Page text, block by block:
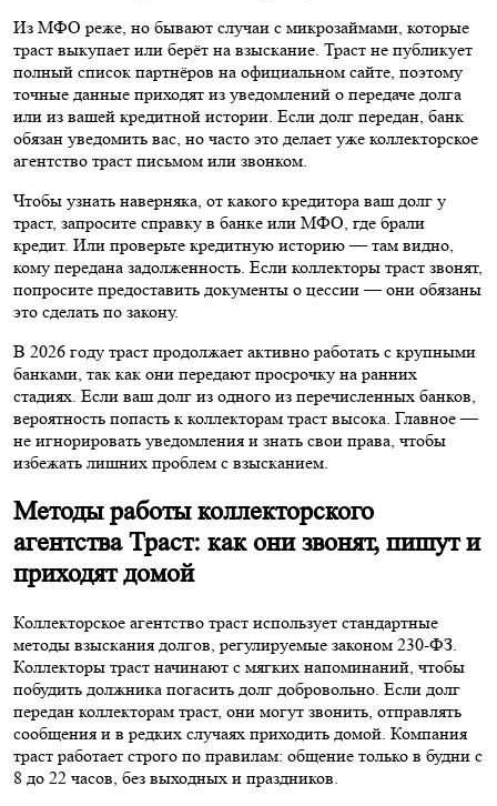
Из МФО реже, но бывают случаи с микрозаймами, которые
траст выкупает или берёт на взыскание. Траст не публикует
полный список партнёров на официальном сайте, поэтому
точные данные приходят из уведомлений о передаче долга
или из вашей кредитной истории. Если долг передан, банк
обязан уведомить вас, но часто это делает уже коллекторское
агентство траст письмом или звонком.
Чтобы узнать наверняка, от какого кредитора ваш долг у
траст, запросите справку в банке или МФО, где брали
кредит. Или проверьте кредитную историю — там видно,
кому передана задолженность. Если коллекторы траст звонят,
попросите предоставить документы о цессии — они обязаны
это сделать по закону.
В 2026 году траст продолжает активно работать с крупными
банками, так как они передают просрочку на ранних
стадиях. Если ваш долг из одного из перечисленных банков,
вероятность попасть к коллекторам траст высока. Главное —
не игнорировать уведомления и знать свои права, чтобы
избежать лишних проблем с взысканием.
Методы работы коллекторского
агентства Траст: как они звонят, пишут и
приходят домой
Коллекторское агентство траст использует стандартные
методы взыскания долгов, регулируемые законом 230-ФЗ.
Коллекторы траст начинают с мягких напоминаний, чтобы
побудить должника погасить долг добровольно. Если долг
передан коллекторам траст, они могут звонить, отправлять
сообщения и в редких случаях приходить домой. Компания
траст работает строго по правилам: общение только в будни с
8 до 22 часов, без выходных и праздников.